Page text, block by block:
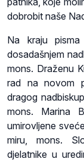
dobrobit naše
Na kraju
dosadašnjem
mons. Draženu
rad na novom
dragog
mons. Marina
umirovljene
miru, mons.
djelatnike u